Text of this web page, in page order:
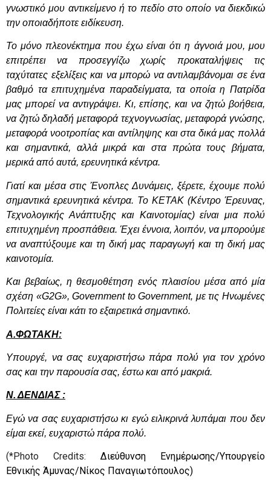
γνωστικό μου αντικείμενο ή το πεδίο στο οποίο να διεκδικώ
την οποιαδήποτε ειδίκευση.
Το μόνο πλεονέκτημα που έχω είναι ότι η άγνοιά μου, μου
επιτρέπει να προσεγγίζω χωρίς προκαταλήψεις τις
ταχύτατες εξελίξεις και να μπορώ να αντιλαμβάνομαι σε ένα
βαθμό τα επιτυχημένα παραδείγματα, τα οποία η Πατρίδα
μας μπορεί να αντιγράψει. Κι, επίσης, και να ζητώ βοήθεια,
να ζητώ δηλαδή μεταφορά τεχνογνωσίας, μεταφορά γνώσης,
μεταφορά νοοτροπίας και αντίληψης και στα δικά μας πολλά
και σημαντικά, αλλά μικρά και στα πρώτα τους βήματα,
μερικά από αυτά, ερευνητικά κέντρα.
Γιατί και μέσα στις Ένοπλες Δυνάμεις, ξέρετε, έχουμε πολύ
σημαντικά ερευνητικά κέντρα. Το ΚΕΤΑΚ (Κέντρο Έρευνας,
Τεχνολογικής Ανάπτυξης και Καινοτομίας) είναι μια πολύ
επιτυχημένη προσπάθεια. Έχει έννοια, λοιπόν, να μπορούμε
να αναπτύξουμε και τη δική μας παραγωγή και τη δική μας
καινοτομία.
Και βεβαίως, η θεσμοθέτηση ενός πλαισίου μέσα από μία
σχέση «G2G»,Government to Government, με τις Ηνωμένες
Πολιτείες είναι κάτι το εξαιρετικά σημαντικό.
Α.ΦΩΤΑΚΗ:
Υπουργέ, να σας ευχαριστήσω πάρα πολύ για τον χρόνο
σας και την παρουσία σας, έστω και από μακριά.
Ν. ΔΕΝΔΙΑΣ :
Εγώ να σας ευχαριστήσω κι εγώ ειλικρινά λυπάμαι που δεν
είμαι εκεί, ευχαριστώ πάρα πολύ.
(*Photο Credits: Διεύθυνση Ενημέρωσης/Υπουργείο
Εθνικής Άμυνας/Νίκος Παναγιωτόπουλος)